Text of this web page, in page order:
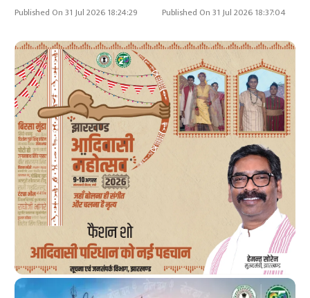
Published On 31 Jul 2026 18:24:29 Published On 31 Jul 2026 18:37:04